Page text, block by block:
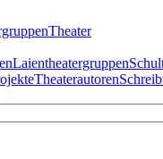
Theater
Laientheatergruppen
Theaterautoren